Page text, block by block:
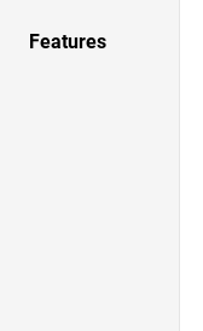
Features